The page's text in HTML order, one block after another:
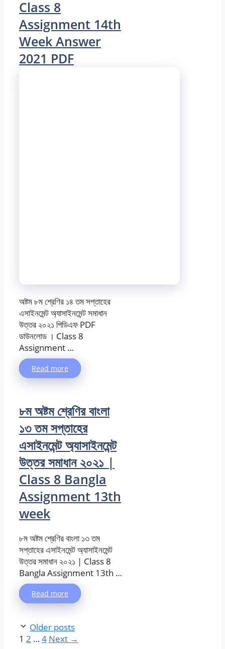
Class 8
Assignment 14th
Week Answer
2021 PDF
অষ্টম ৮ম শ্রেণির ১৪ তম সপ্তাহের
এসাইনমেন্ট অ্যাসাইনমেন্ট সমাধান
উত্তর ২০২১ পিডিএফ PDF
ডাউনলোড । Class 8
Assignment …
Read more
৮ম অষ্টম শ্রেণির বাংলা
১৩ তম সপ্তাহের
এসাইনমেন্ট অ্যাসাইনমেন্ট
উত্তর সমাধান ২০২১ |
Class 8 Bangla
Assignment 13th
week
৮ম অষ্টম শ্রেণির বাংলা ১৩ তম
সপ্তাহের এসাইনমেন্ট অ্যাসাইনমেন্ট
উত্তর সমাধান ২০২১ | Class 8
Bangla Assignment 13th …
Read more
Older posts
Page
1 Page
2 … Page
4 Next →